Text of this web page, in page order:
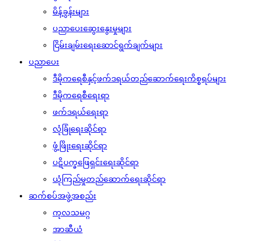
မိန့်ခွန်းများ
ပညာပေးဆွေးနွေးမှုများ
ငြိမ်းချမ်းရေးဆောင်ရွက်ချက်များ
ပညာပေး
ဒီမိုကရေစီနှင့်ဖက်ဒရယ်တည်ဆောက်‌ရေးကိစ္စရပ်များ
ဒီမိုကရေစီရေးရာ
ဖက်ဒရယ်ရေးရာ
လုံခြုံရေးဆိုင်ရာ
ဖွံ့ဖြိုးရေးဆိုင်ရာ
ပဋိပက္ခဖြေရှင်းရေးဆိုင်ရာ
ယုံကြည်မှုတည်ဆောက်ရေးဆိုင်ရာ
ဆက်စပ်အဖွဲ့အစည်း
ကုလသမဂ္ဂ
အာဆီယံ